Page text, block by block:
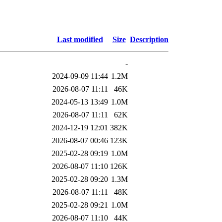
Last modified Size Description
-
2024-09-09 11:44 1.2M
2026-08-07 11:11
46K
2024-05-13 13:49 1.0M
2026-08-07 11:11
62K
2024-12-19 12:01 382K
2026-08-07 00:46 123K
2025-02-28 09:19 1.0M
2026-08-07 11:10 126K
2025-02-28 09:20 1.3M
2026-08-07 11:11
48K
2025-02-28 09:21 1.0M
2026-08-07 11:10
44K